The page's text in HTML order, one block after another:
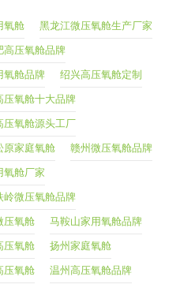
氧舱 黑龙江微压氧舱生产厂家
高压氧舱品牌
氧舱品牌 绍兴高压氧舱定制
压氧舱十大品牌
压氧舱源头工厂
原家庭氧舱 赣州微压氧舱品牌
氧舱厂家
岭微压氧舱品牌
压氧舱 马鞍山家用氧舱品牌
压氧舱 扬州家庭氧舱
压氧舱 温州高压氧舱品牌